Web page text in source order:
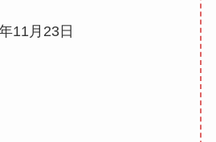
11月23日